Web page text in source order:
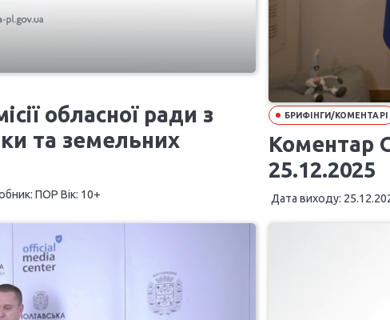
обласної ради з
та земельних
ПОР Вік: 10+
БРИФІНГИ/КОМЕНТАРІ
Коментар
25.12.2025
Дата виходу: